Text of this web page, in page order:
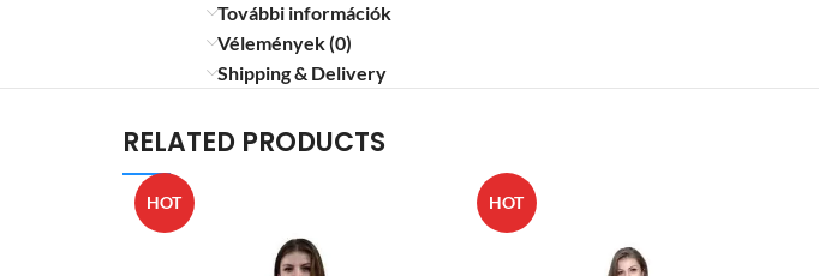
További információk
Vélemények (0)
Shipping & Delivery
RELATED PRODUCTS
HOT HOT